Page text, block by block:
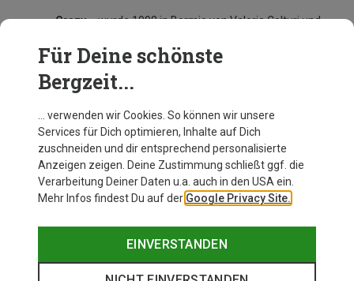
Crazy... wurde 1998 in Bormio von Valeria Colturi und
Ist vor allem bekannt für... Skibergsport, Biken und
Streetwear
Das Design ist
Für Deine schönste
Bergzeit...
… verwenden wir Cookies. So können wir unsere
Services für Dich optimieren, Inhalte auf Dich
zuschneiden und dir entsprechend personalisierte
Anzeigen zeigen. Deine Zustimmung schließt ggf. die
Verarbeitung Deiner Daten u.a. auch in den USA ein.
Mehr Infos findest Du auf der Google Privacy Site.
EINVERSTANDEN